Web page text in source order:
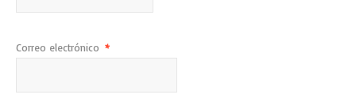
Correo electrónico *